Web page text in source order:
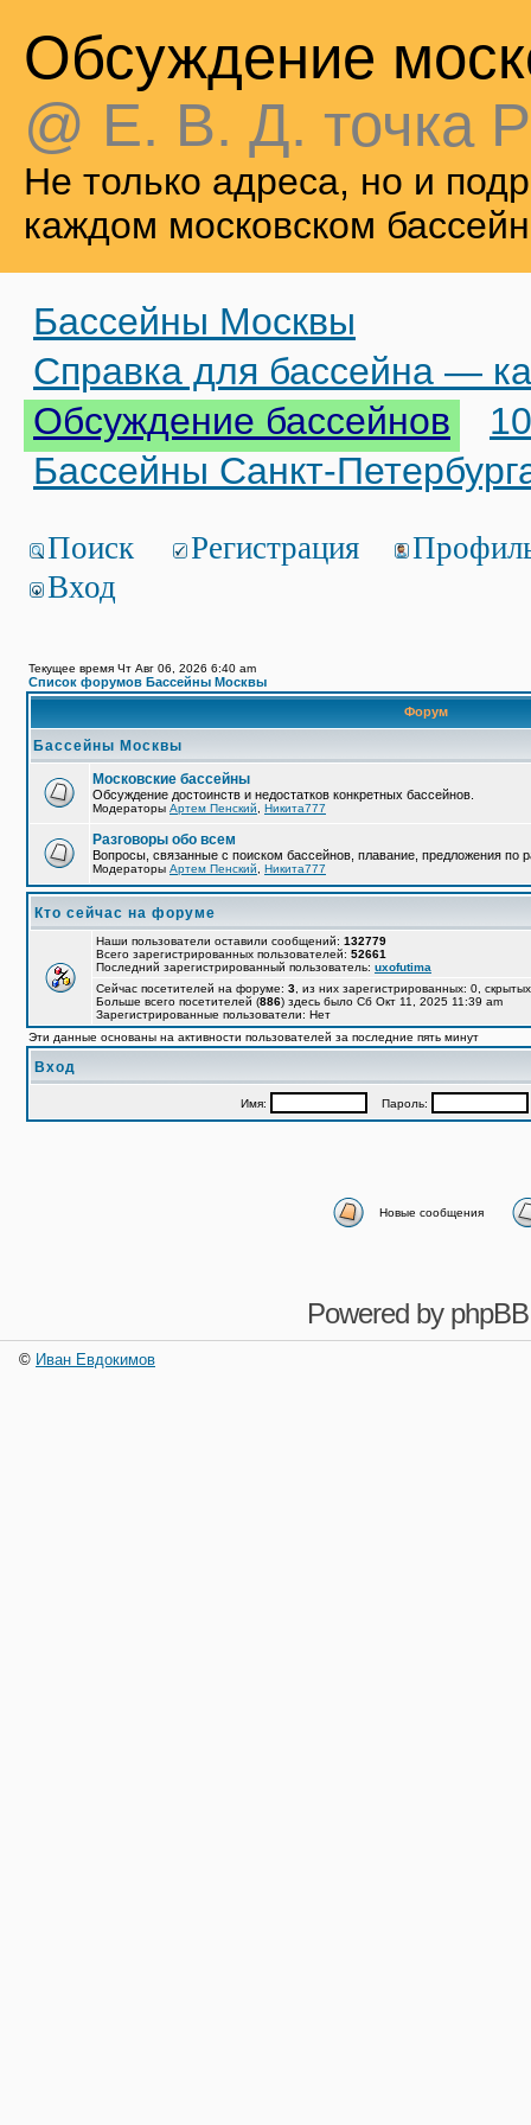
Обсуждение
@ Е. В. Д. точка
Не только адреса, но и
каждом московском
Бассейны Москвы
Справка для бассейна —
Обсуждение бассейнов
Бассейны Санкт-
Поиск Регистрация
Вход
Текущее время Чт Авг 06, 2026 6:40 am
Список форумов Бассейны Москвы
Форум
Бассейны Москвы
Московские бассейны
Обсуждение достоинств и недостатков конкретных бассейнов.
Модераторы Артем Пенский Никита777
Разговоры обо всем
Вопросы, связанные с поиском бассейнов, плавание, предложения по
Модераторы Артем Пенский Никита777
Кто сейчас на форуме
Наши пользователи оставили сообщений: 132779
Всего зарегистрированных пользователей: 52661
Последний зарегистрированный пользователь: uxofutima
Сейчас посетителей на форуме: 3 , из них зарегистрированных: 0,
Больше всего посетителей (886) здесь было Сб Окт 11, 2025 11:39 am
Зарегистрированные пользователи: Нет
Эти данные основаны на активности пользователей за последние пять минут
Вход
Имя: Пароль:
Новые сообщения
Powered by phpBB
© Иван Евдокимов